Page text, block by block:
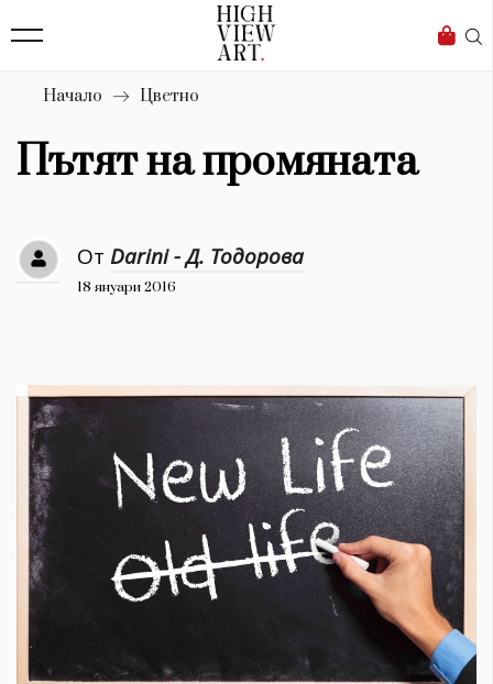
Бизнес
Мода
Dialogue
Красота
Дизайн
1272
Книги 1188
30+ 1970
Гурме 1710
Пътувай
Начало Цветно
Пътят на промяната
От Darini - Д. Тодорова
18 януари 2016